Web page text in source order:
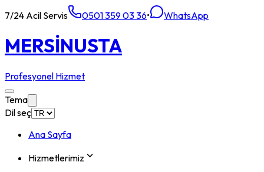
7/24 Acil Servis 0501 359 03 36• WhatsApp
MERSİNUSTA
Profesyonel Hizmet
Tema
Dil seç
Ana Sayfa
Hizmetlerimiz